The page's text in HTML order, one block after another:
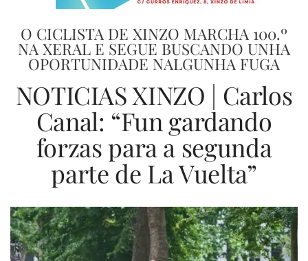
O CICLISTA DE XINZO MARCHA 100.º
NA XERAL E SEGUE BUSCANDO UNHA
OPORTUNIDADE NALGUNHA FUGA
NOTICIAS XINZO | Carlos
Canal: “Fun gardando
forzas para a segunda
parte de La Vuelta”